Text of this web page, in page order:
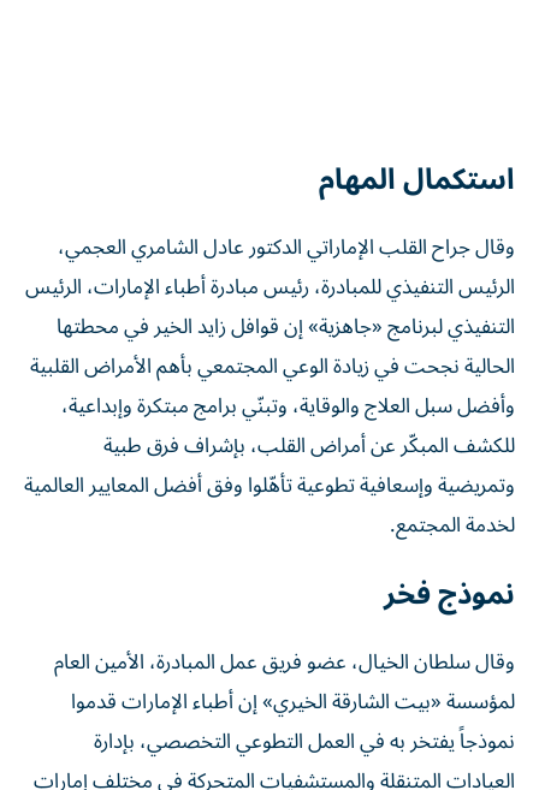
استكمال المهام
وقال جراح القلب الإماراتي الدكتور عادل الشامري العجمي،
الرئيس التنفيذي للمبادرة، رئيس مبادرة أطباء الإمارات، الرئيس
التنفيذي لبرنامج «جاهزية» إن قوافل زايد الخير في محطتها
الحالية نجحت في زيادة الوعي المجتمعي بأهم الأمراض القلبية
وأفضل سبل العلاج والوقاية، وتبنّي برامج مبتكرة وإبداعية،
للكشف المبكّر عن أمراض القلب، بإشراف فرق طبية
وتمريضية وإسعافية تطوعية تأهّلوا وفق أفضل المعايير العالمية
لخدمة المجتمع.
نموذج فخر
وقال سلطان الخيال، عضو فريق عمل المبادرة، الأمين العام
لمؤسسة «بيت الشارقة الخيري» إن أطباء الإمارات قدموا
نموذجاً يفتخر به في العمل التطوعي التخصصي، بإدارة